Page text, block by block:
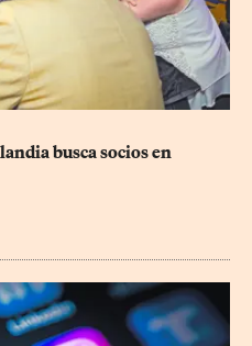
busca socios en